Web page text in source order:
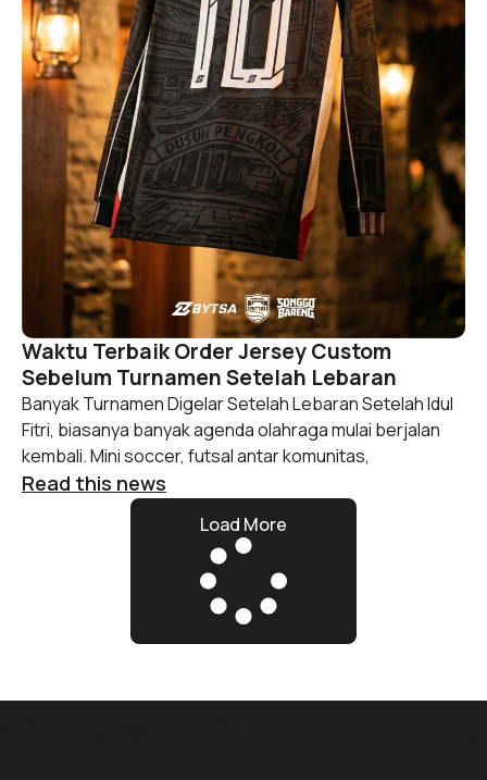
Waktu Terbaik Order Jersey Custom
Sebelum Turnamen Setelah Lebaran
Banyak Turnamen Digelar Setelah Lebaran Setelah Idul
Fitri, biasanya banyak agenda olahraga mulai berjalan
kembali. Mini soccer, futsal antar komunitas,
Read this news
Load More